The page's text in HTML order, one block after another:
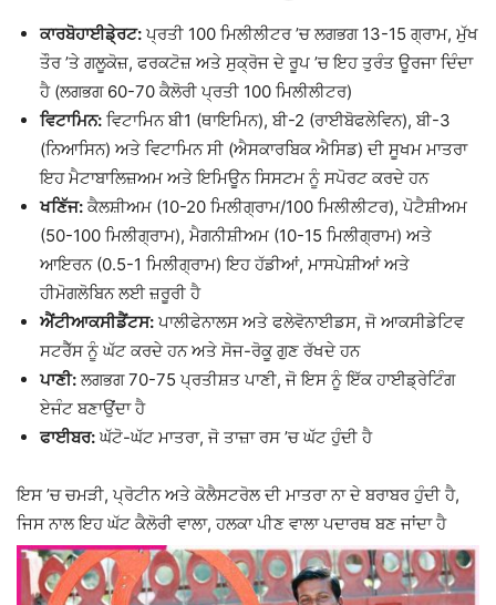
ਕਾਰਬੋਹਾਈਡੇ੍ਰਟ: ਪ੍ਰਤੀ 100 ਮਿਲੀਲੀਟਰ ’ਚ ਲਗਭਗ 13-15 ਗ੍ਰਾਮ, ਮੁੱਖ
ਤੌਰ ’ਤੇ ਗਲੂਕੋਜ਼, ਫਰਕਟੋਜ਼ ਅਤੇ ਸੁਕ੍ਰੋਜ ਦੇ ਰੂਪ ’ਚ ਇਹ ਤੁਰੰਤ ਊਰਜਾ ਦਿੰਦਾ
ਹੈ (ਲਗਭਗ 60-70 ਕੈਲੋਰੀ ਪ੍ਰਤੀ 100 ਮਿਲੀਲੀਟਰ)
ਵਿਟਾਮਿਨ: ਵਿਟਾਮਿਨ ਬੀ1 (ਥਾਇਮਿਨ), ਬੀ-2 (ਰਾਈਬੋਫਲੇਵਿਨ), ਬੀ-3
(ਨਿਆਸਿਨ) ਅਤੇ ਵਿਟਾਮਿਨ ਸੀ (ਐਸਕਾਰਬਿਕ ਐਸਿਡ) ਦੀ ਸੂਖਮ ਮਾਤਰਾ
ਇਹ ਮੈਟਾਬਾਲਿਜ਼ਅਮ ਅਤੇ ਇਮਿਊਨ ਸਿਸਟਮ ਨੂੰ ਸਪੋਰਟ ਕਰਦੇ ਹਨ
ਖਣਿੱਜ: ਕੈਲਸ਼ੀਅਮ (10-20 ਮਿਲੀਗ੍ਰਾਮ/100 ਮਿਲੀਲੀਟਰ), ਪੋਟੈਸ਼ੀਅਮ
(50-100 ਮਿਲੀਗ੍ਰਾਮ), ਮੈਗਨੀਸ਼ੀਅਮ (10-15 ਮਿਲੀਗ੍ਰਾਮ) ਅਤੇ
ਆਇਰਨ (0.5-1 ਮਿਲੀਗ੍ਰਾਮ) ਇਹ ਹੱਡੀਆਂ, ਮਾਸਪੇਸ਼ੀਆਂ ਅਤੇ
ਹੀਮੋਗਲੋਬਿਨ ਲਈ ਜ਼ਰੂਰੀ ਹੈ
ਐਂਟੀਆਕਸੀਡੈਂਟਸ: ਪਾਲੀਫੇਨਾਲਸ ਅਤੇ ਫਲੇਵੋਨਾਈਡਸ, ਜੋ ਆਕਸੀਡੇਟਿਵ
ਸਟਰੈੱਸ ਨੂੰ ਘੱਟ ਕਰਦੇ ਹਨ ਅਤੇ ਸੋਜ-ਰੋਕੂ ਗੁਣ ਰੱਖਦੇ ਹਨ
ਪਾਣੀ: ਲਗਭਗ 70-75 ਪ੍ਰਤੀਸ਼ਤ ਪਾਣੀ, ਜੋ ਇਸ ਨੂੰ ਇੱਕ ਹਾਈਡ੍ਰੇਟਿੰਗ
ਏਜੰਟ ਬਣਾਉਂਦਾ ਹੈ
ਫਾਈਬਰ: ਘੱਟੋ-ਘੱਟ ਮਾਤਰਾ, ਜੋ ਤਾਜ਼ਾ ਰਸ ’ਚ ਘੱਟ ਹੁੰਦੀ ਹੈ
ਇਸ ’ਚ ਚਮੜੀ, ਪ੍ਰੋਟੀਨ ਅਤੇ ਕੋਲੈਸਟਰੋਲ ਦੀ ਮਾਤਰਾ ਨਾ ਦੇ ਬਰਾਬਰ ਹੁੰਦੀ ਹੈ,
ਜਿਸ ਨਾਲ ਇਹ ਘੱਟ ਕੈਲੋਰੀ ਵਾਲਾ, ਹਲਕਾ ਪੀਣ ਵਾਲਾ ਪਦਾਰਥ ਬਣ ਜਾਂਦਾ ਹੈ